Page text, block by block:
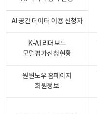
AI 공간 데이터 이용 신청자
K-AI 리더보드
모델평가신청현황
원윈도우 홈페이지
회원정보